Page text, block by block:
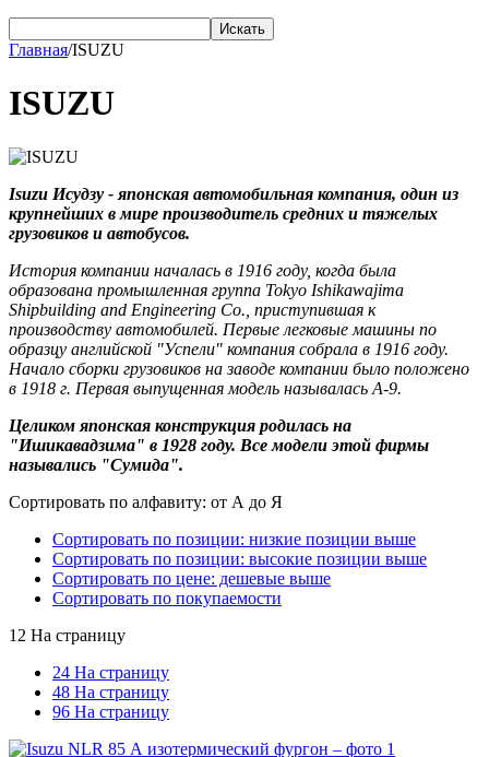
Искать
Главная/ISUZU
ISUZU
Isuzu Исудзу - японская автомобильная компания, один из
крупнейших в мире производитель средних и тяжелых
грузовиков и автобусов.
История компании началась в 1916 году, когда была
образована промышленная группа Tokyo Ishikawajima
Shipbuilding and Engineering Co., приступившая к
производству автомобилей. Первые легковые машины по
образцу английской "Успели" компания собрала в 1916 году.
Начало сборки грузовиков на заводе компании было положено
в 1918 г. Первая выпущенная модель называлась A-9.
Целиком японская конструкция родилась на
"Ишикавадзима" в 1928 году. Все модели этой фирмы
назывались "Сумида".
Сортировать по алфавиту: от А до Я
Сортировать по позиции: низкие позиции выше
Сортировать по позиции: высокие позиции выше
Сортировать по цене: дешевые выше
Сортировать по покупаемости
12 На страницу
24 На страницу
48 На страницу
96 На страницу